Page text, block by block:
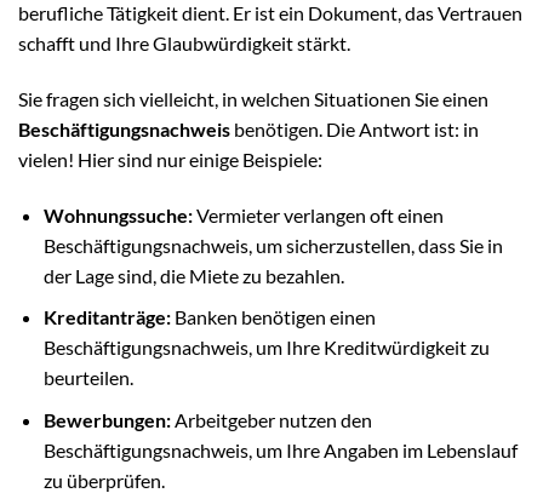
berufliche Tätigkeit dient. Er ist ein Dokument, das Vertrauen
schafft und Ihre Glaubwürdigkeit stärkt.
Sie fragen sich vielleicht, in welchen Situationen Sie einen
Beschäftigungsnachweis benötigen. Die Antwort ist: in
vielen! Hier sind nur einige Beispiele:
Wohnungssuche:Vermieter verlangen oft einen
Beschäftigungsnachweis, um sicherzustellen, dass Sie in
der Lage sind, die Miete zu bezahlen.
Kreditanträge:Banken benötigen einen
Beschäftigungsnachweis, um Ihre Kreditwürdigkeit zu
beurteilen.
Bewerbungen:Arbeitgeber nutzen den
Beschäftigungsnachweis, um Ihre Angaben im Lebenslauf
zu überprüfen.